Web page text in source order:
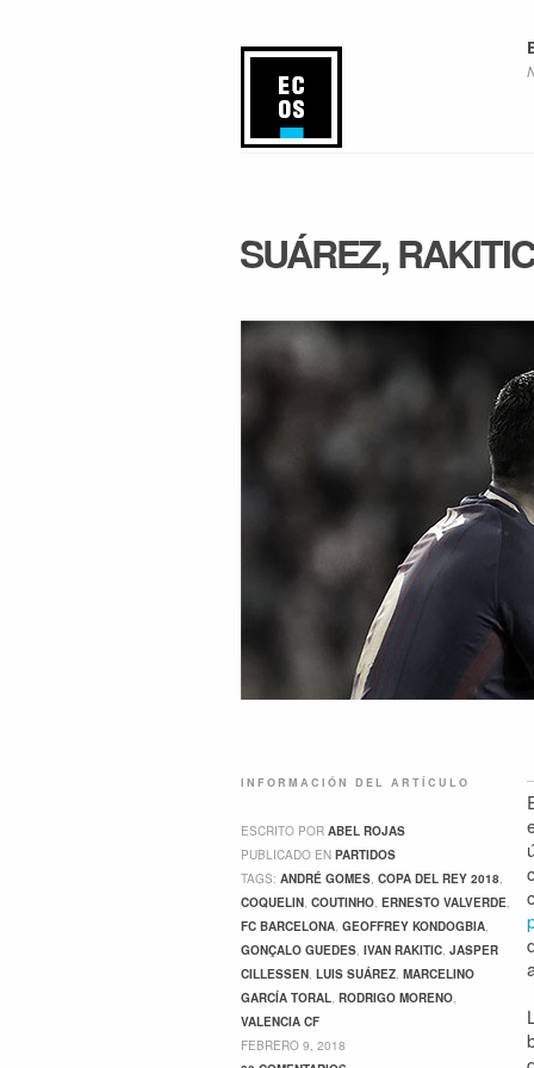
SUÁREZ,
INFORMACIÓN DEL ARTÍCULO
ESCRITO POR ABEL ROJAS
PUBLICADO EN PARTIDOS
TAGS: ANDRÉ GOMES, COPA DEL REY 2018,
COQUELIN, COUTINHO, ERNESTO VALVERDE,
FC BARCELONA, GEOFFREY KONDOGBIA,
GONÇALO GUEDES, IVAN RAKITIC, JASPER
CILLESSEN, LUIS SUÁREZ, MARCELINO
GARCÍA TORAL, RODRIGO MORENO,
VALENCIA CF
FEBRERO 9, 2018